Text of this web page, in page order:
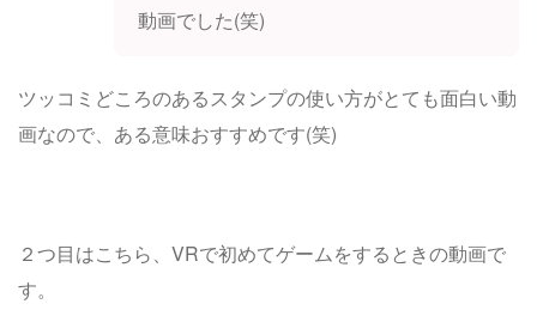
動画でした(笑)
ツッコミどころのあるスタンプの使い方がとても面白い動
画なので、ある意味おすすめです(笑)
２つ目はこちら、VRで初めてゲームをするときの動画で
す。